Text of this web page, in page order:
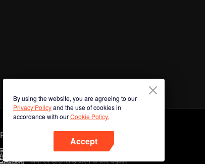
By using the website, you are agreeing to our
Privacy Policyand the use of cookies in
accordance with ourCookie Policy.
Accept
Phone
अभी ऐप डाउनलोड करने के लिए क्यूआर